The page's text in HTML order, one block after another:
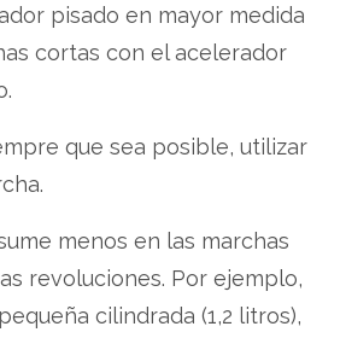
pisado en mayor medida
cortas con el acelerador
que sea posible, utilizar
menos en las marchas
revoluciones. Por ejemplo,
cilindrada (1,2 litros),